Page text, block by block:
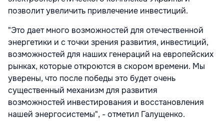
позволит увеличить привлечение инвестиций.
"Это дает много возможностей для отечественной
энергетики и с точки зрения развития, инвестиций,
возможностей для наших генераций на европейских
рынках, которые откроются в скором времени. Мы
уверены, что после победы это будет очень
существенный механизм для развития
возможностей инвестирования и восстановления
нашей энергосистемы", - отметил Галущенко.